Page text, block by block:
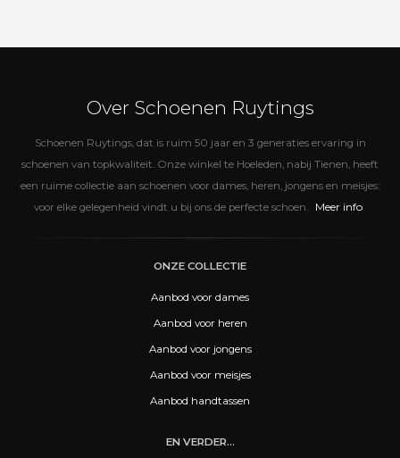
Over Schoenen Ruytings
Schoenen Ruytings, dat is ruim 50 jaar en 3 generaties ervaring in
schoenen van topkwaliteit. Onze winkel te Hoeleden, nabij Tienen, heeft
een ruime collectie aan schoenen voor dames, heren, jongens en meisjes:
voor elke gelegenheid vindt u bij ons de perfecte schoen.
Meer info
ONZE COLLECTIE
Aanbod voor dames
Aanbod voor heren
Aanbod voor jongens
Aanbod voor meisjes
Aanbod handtassen
EN VERDER...